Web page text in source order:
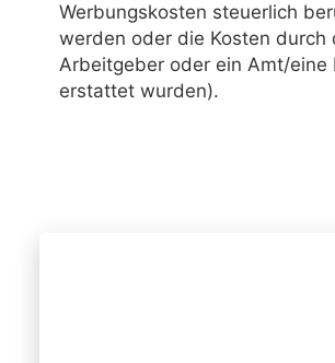
Werbungskosten steuerlich
werden oder die Kosten durch
Arbeitgeber oder ein Amt/eine
erstattet wurden).